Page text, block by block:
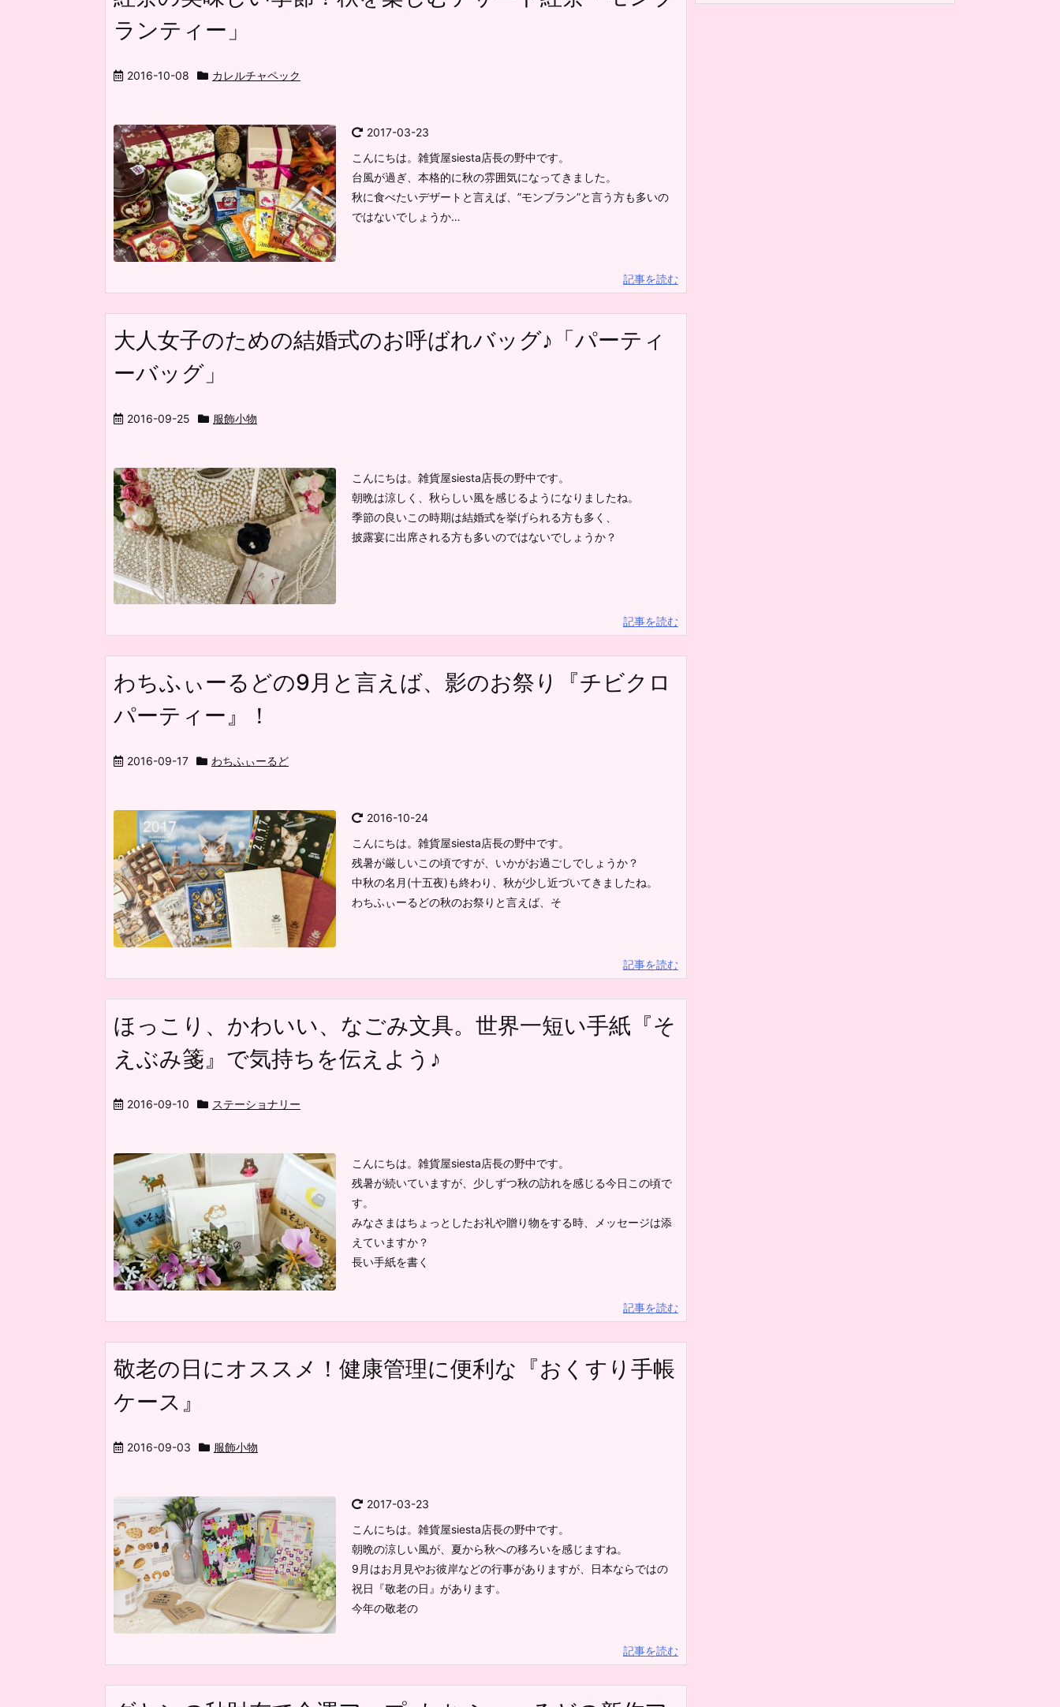
ランティー」
2016-10-08 カレルチャペック
2017-03-23
こんにちは。雑貨屋siesta店長の野中です。
台風が過ぎ、本格的に秋の雰囲気になってきました。
秋に食べたいデザートと言えば、”モンブラン”と言う方も多いの
ではないでしょうか…
記事を読む
大人女子のための結婚式のお呼ばれバッグ♪「パーティ
ーバッグ」
2016-09-25 服飾小物
こんにちは。雑貨屋siesta店長の野中です。
朝晩は涼しく、秋らしい風を感じるようになりましたね。
季節の良いこの時期は結婚式を挙げられる方も多く、
披露宴に出席される方も多いのではないでしょうか？
記事を読む
わちふぃーるどの9月と言えば、影のお祭り『チビクロ
パーティー』！
2016-09-17 わちふぃーるど
2016-10-24
こんにちは。雑貨屋siesta店長の野中です。
残暑が厳しいこの頃ですが、いかがお過ごしでしょうか？
中秋の名月(十五夜)も終わり、秋が少し近づいてきましたね。
わちふぃーるどの秋のお祭りと言えば、そ
記事を読む
ほっこり、かわいい、なごみ文具。世界一短い手紙『そ
えぶみ箋』で気持ちを伝えよう♪
2016-09-10 ステーショナリー
こんにちは。雑貨屋siesta店長の野中です。
残暑が続いていますが、少しずつ秋の訪れを感じる今日この頃で
す。
みなさまはちょっとしたお礼や贈り物をする時、メッセージは添
えていますか？
長い手紙を書く
記事を読む
敬老の日にオススメ！健康管理に便利な『おくすり手帳
ケース』
2016-09-03 服飾小物
2017-03-23
こんにちは。雑貨屋siesta店長の野中です。
朝晩の涼しい風が、夏から秋への移ろいを感じますね。
9月はお月見やお彼岸などの行事がありますが、日本ならではの
祝日『敬老の日』があります。
今年の敬老の
記事を読む